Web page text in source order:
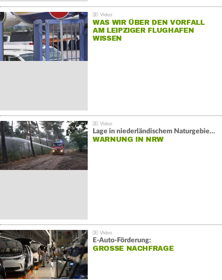
WAS WIR ÜBER DEN VORFALL
AM LEIPZIGER FLUGHAFEN
WISSEN
Lage in niederländischem Naturgebiet stabil
WARNUNG IN NRW
E-Auto-Förderung:
GROSSE NACHFRAGE